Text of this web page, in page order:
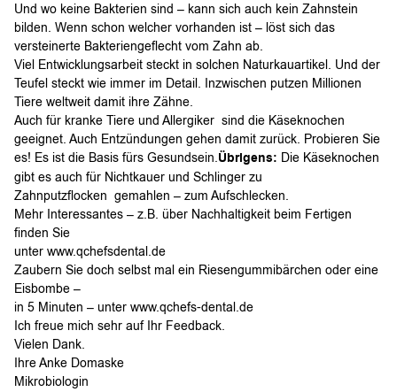
Und wo keine Bakterien sind – kann sich auch kein Zahnstein
bilden. Wenn schon welcher vorhanden ist – löst sich das
versteinerte Bakteriengeflecht vom Zahn ab.
Viel Entwicklungsarbeit steckt in solchen Naturkauartikel. Und der
Teufel steckt wie immer im Detail. Inzwischen putzen Millionen
Tiere weltweit damit ihre Zähne.
Auch für kranke Tiere und Allergiker sind die Käseknochen
geeignet. Auch Entzündungen gehen damit zurück. Probieren Sie
es! Es ist die Basis fürs Gesundsein.Übrigens: Die Käseknochen
gibt es auch für Nichtkauer und Schlinger zu
Zahnputzflocken gemahlen – zum Aufschlecken.
Mehr Interessantes – z.B. über Nachhaltigkeit beim Fertigen
finden Sie
unter www.qchefsdental.de
Zaubern Sie doch selbst mal ein Riesengummibärchen oder eine
Eisbombe –
in 5 Minuten – unter www.qchefs-dental.de
Ich freue mich sehr auf Ihr Feedback.
Vielen Dank.
Ihre Anke Domaske
Mikrobiologin